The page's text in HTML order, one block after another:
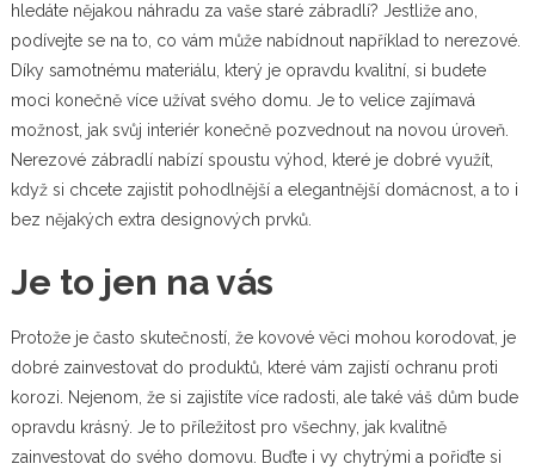
hledáte nějakou náhradu za vaše staré zábradlí? Jestliže ano,
podívejte se na to, co vám může nabídnout například to nerezové.
Díky samotnému materiálu, který je opravdu kvalitní, si budete
moci konečně více užívat svého domu. Je to velice zajímavá
možnost, jak svůj interiér konečně pozvednout na novou úroveň.
Nerezové zábradlínabízí spoustu výhod, které je dobré využít,
když si chcete zajistit pohodlnější a elegantnější domácnost, a to i
bez nějakých extra designových prvků.
Je to jen na vás
Protože je často skutečností, že kovové věci mohou korodovat, je
dobré zainvestovat do produktů, které vám zajistí ochranu proti
korozi. Nejenom, že si zajistíte více radosti, ale také váš dům bude
opravdu krásný. Je to příležitost pro všechny, jak kvalitně
zainvestovat do svého domovu. Buďte i vy chytrými a pořiďte si